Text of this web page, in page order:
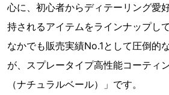
心に、初心者からディテーリング愛
持されるアイテムをラインナップして
なかでも販売実績No.1として圧倒的
が、スプレータイプ高性能コーティ
（ナチュラルベール）」です。